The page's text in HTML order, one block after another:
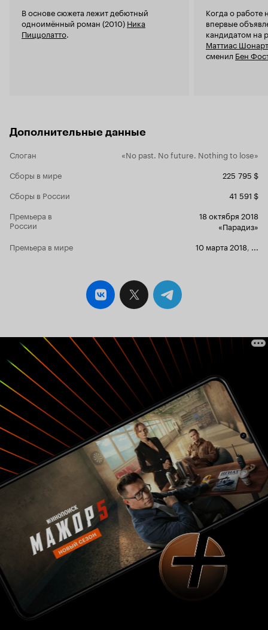
Пыльные дороги, поросшие лесом откосы,
грязные промышленные районы, но самое
главное - море! - сняты просто талантливо. И
как же приятно было смотреть на то же море,
схожую из
«Проект
«Галвестон»
В основе сюжета лежит дебютный
одноимённый роман (2010) Ника
Пиццолатто
Когда о работе
впервые
кандидатом на
Маттиас
сменил Бен
Дополнительные данные
Слоган
«No past. No future. Nothing to lose»
Сборы в мире
225 795 $
Сборы в России
41 591 $
Премьера в
России
18 октября 2018
«Парадиз»
Премьера в мире
10 марта 2018